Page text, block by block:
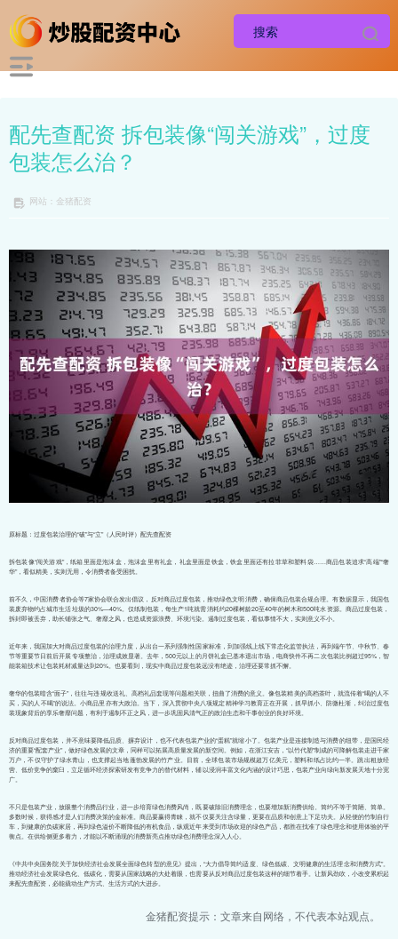
配先查配资 拆包装像“闯关游戏”，过度
包装怎么治？
网站：金猪配资
原标题：过度包装治理的“破”与“立”（人民时评）配先查配资
拆包装像“闯关游戏”，纸箱里面是泡沫盒，泡沫盒里有礼盒，礼盒里面是铁盒，铁盒里面还有拉菲草和塑料袋……商品包装追求“高端”“奢
华”，看似精美，实则无用，令消费者备受困扰。
前不久，中国消费者协会等7家协会联合发出倡议，反对商品过度包装，推动绿色文明消费，确保商品包装合规合理。有数据显示，我国包
装废弃物约占城市生活垃圾的30%—40%。仅纸制包装，每生产1吨就需消耗约20棵树龄20至40年的树木和500吨水资源。商品过度包装，
拆封即被丢弃，助长铺张之气、奢靡之风，也造成资源浪费、环境污染。遏制过度包装，看似事情不大，实则意义不小。
近年来，我国加大对商品过度包装的治理力度，从出台一系列强制性国家标准，到加强线上线下常态化监管执法，再到端午节、中秋节、春
节等重要节日前后开展专项整治，治理成效显著。去年，500元以上的月饼礼盒已基本退出市场，电商快件不再二次包装比例超过95%，智
能装箱技术让包装耗材减量达到20%。也要看到，现实中商品过度包装远没有绝迹，治理还要常抓不懈。
奢华的包装暗含“面子”，往往与违规收送礼、高档礼品套现等问题相关联，扭曲了消费的意义。像包装精美的高档茶叶，就流传着“喝的人不
买，买的人不喝”的说法。小商品里亦有大政治。当下，深入贯彻中央八项规定精神学习教育正在开展，抓早抓小、防微杜渐，纠治过度包
装现象背后的享乐奢靡问题，有利于遏制不正之风，进一步巩固风清气正的政治生态和干事创业的良好环境。
反对商品过度包装，并不意味要降低品质、摒弃设计，也不代表包装产业的“蛋糕”就缩小了。包装产业是连接制造与消费的纽带，是国民经
济的重要“配套产业”，做好绿色发展的文章，同样可以拓展高质量发展的新空间。例如，在浙江安吉，“以竹代塑”制成的可降解包装走进千家
万户，不仅守护了绿水青山，也支撑起当地蓬勃发展的竹产业。目前，全球包装市场规模超万亿美元，塑料和纸占比约一半。跳出粗放经
营、低价竞争的窠臼，立足循环经济探索研发有竞争力的替代材料，辅以浸润丰富文化内涵的设计巧思，包装产业向绿向新发展天地十分宽
广。
不只是包装产业，放眼整个消费品行业，进一步培育绿色消费风尚，既要破除旧消费理念，也要增加新消费供给。简约不等于简陋、简单。
多数时候，获得感才是人们消费决策的金标准。商品要赢得青睐，就不仅要关注含绿量，更要在品质和创意上下足功夫。从轻便的竹制自行
车，到健康的负碳家居，再到绿色溢价不断降低的有机食品，纵观近年来受到市场欢迎的绿色产品，都胜在找准了绿色理念和使用体验的平
衡点。在供给侧更多着力，才能以不断涌现的消费新亮点推动绿色消费理念深入人心。
《中共中央国务院关于加快经济社会发展全面绿色转型的意见》提出，“大力倡导简约适度、绿色低碳、文明健康的生活理念和消费方式”。
推动经济社会发展绿色化、低碳化，需要从国家战略的大处着眼，也需要从反对商品过度包装这样的细节着手。让新风劲吹，小改变累积起
来配先查配资，必能撬动生产方式、生活方式的大进步。
金猪配资提示：文章来自网络，不代表本站观点。